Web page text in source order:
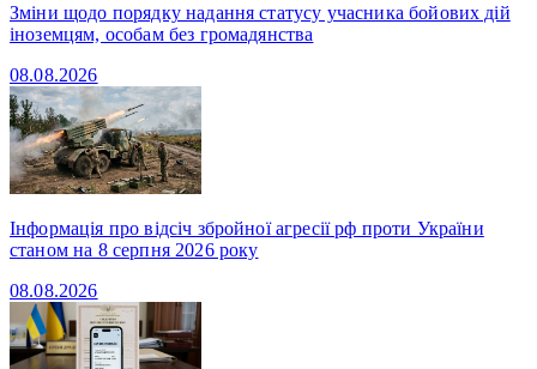
Зміни щодо порядку надання статусу учасника бойових дій
іноземцям, особам без громадянства
08.08.2026
Інформація про відсіч збройної агресії рф проти України
станом на 8 серпня 2026 року
08.08.2026